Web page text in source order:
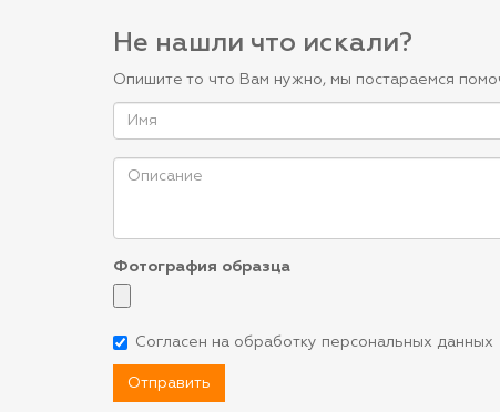
Не нашли что искали?
Опишите то что Вам нужно, мы постараемся
Фотография образца
Согласен на обработку персональных данных
Отправить